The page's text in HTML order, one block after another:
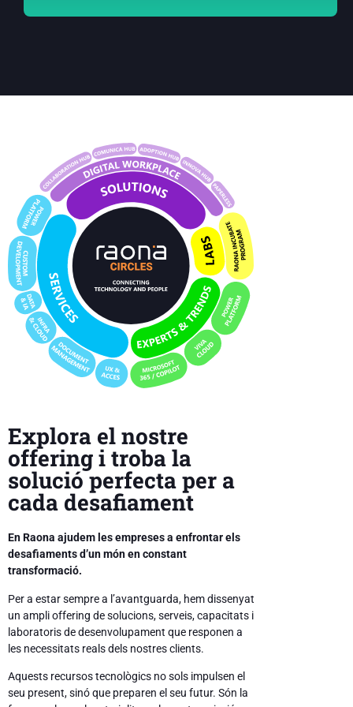
Explora el nostre
offering i troba la
solució perfecta per a
cada desafiament
En Raona ajudem les empreses a enfrontar els
desafiaments d’un món en constant
transformació.
Per a estar sempre a l’avantguarda, hem dissenyat
un ampli offering de solucions, serveis, capacitats i
laboratoris de desenvolupament que responen a
les necessitats reals dels nostres clients.
Aquests recursos tecnològics no sols impulsen el
seu present, sinó que preparen el seu futur. Són la